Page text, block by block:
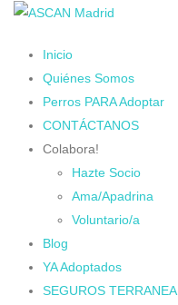
Inicio
Quiénes Somos
Perros PARA Adoptar
CONTÁCTANOS
Colabora!
Hazte Socio
Ama/Apadrina
Voluntario/a
Blog
YA Adoptados
SEGUROS TERRANEA